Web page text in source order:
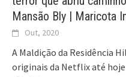
Mansão Bly | Maricota
Out, 2020
A Maldição da Residência
originais da Netflix até hoje